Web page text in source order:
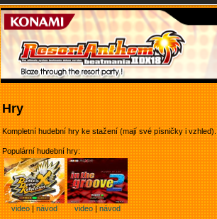
Hry
Kompletní hudební hry ke stažení (mají své písničky i vzhled).
Populární hudební hry:
video|návod video|návod